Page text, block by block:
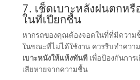
7. เช็ดเบาะหลังฝนตกหรื
ในที่เปียกชื้น
หากรถของคุณต้องจอดในที่ที่มีความ
ในขณะที่ไม่ได้ใช้งาน ควรรีบทำควา
เบาะหนังให้แห้งทันทีเพื่อป้องกันการ
เสียหายจากความชื้น